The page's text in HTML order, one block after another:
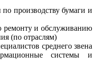
производству бумаги и
ремонту и обслуживанию
(по отраслям)
среднего звена
системы и